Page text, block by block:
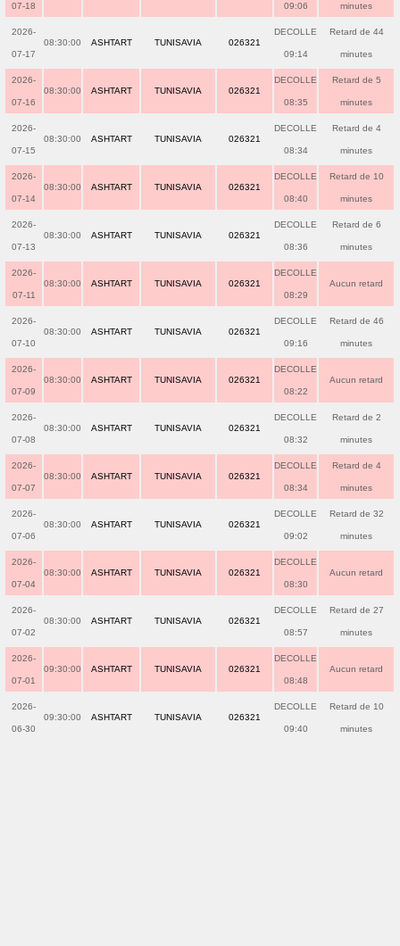
07-18 09:06 minutes
2026-
07-17
08:30:00 ASHTART TUNISAVIA 026321
DECOLLE
09:14
Retard de 44
minutes
2026-
07-16
08:30:00 ASHTART TUNISAVIA 026321
DECOLLE
08:35
Retard de 5
minutes
2026-
07-15
08:30:00 ASHTART TUNISAVIA 026321
DECOLLE
08:34
Retard de 4
minutes
2026-
07-14
08:30:00 ASHTART TUNISAVIA 026321
DECOLLE
08:40
Retard de 10
minutes
2026-
07-13
08:30:00 ASHTART TUNISAVIA 026321
DECOLLE
08:36
Retard de 6
minutes
2026-
07-11
08:30:00 ASHTART TUNISAVIA 026321
DECOLLE
08:29
Aucun retard
2026-
07-10
08:30:00 ASHTART TUNISAVIA 026321
DECOLLE
09:16
Retard de 46
minutes
2026-
07-09
08:30:00 ASHTART TUNISAVIA 026321
DECOLLE
08:22
Aucun retard
2026-
07-08
08:30:00 ASHTART TUNISAVIA 026321
DECOLLE
08:32
Retard de 2
minutes
2026-
07-07
08:30:00 ASHTART TUNISAVIA 026321
DECOLLE
08:34
Retard de 4
minutes
2026-
07-06
08:30:00 ASHTART TUNISAVIA 026321
DECOLLE
09:02
Retard de 32
minutes
2026-
07-04
08:30:00 ASHTART TUNISAVIA 026321
DECOLLE
08:30
Aucun retard
2026-
07-02
08:30:00 ASHTART TUNISAVIA 026321
DECOLLE
08:57
Retard de 27
minutes
2026-
07-01
09:30:00 ASHTART TUNISAVIA 026321
DECOLLE
08:48
Aucun retard
2026-
06-30
09:30:00 ASHTART TUNISAVIA 026321
DECOLLE
09:40
Retard de 10
minutes